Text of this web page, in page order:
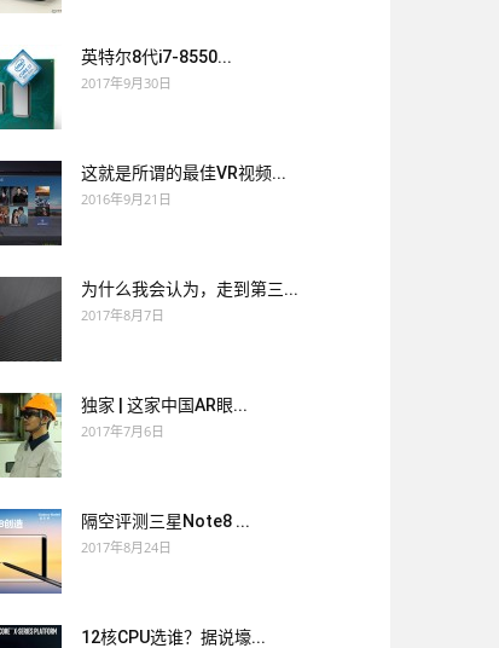
英特尔8代i7-8550...
2017年9月30日
这就是所谓的最佳VR视频...
2016年9月21日
为什么我会认为，走到第三...
2017年8月7日
独家 | 这家中国AR眼...
2017年7月6日
隔空评测三星Note8 ...
2017年8月24日
12核CPU选谁？据说壕...